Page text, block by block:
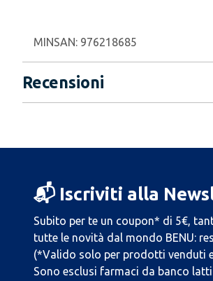
MINSAN: 976218685
Recensioni
📬 Iscriviti alla
Subito per te un coupon* di 5€,
tutte le novità dal mondo BENU:
(*Valido solo per prodotti venduti
Sono esclusi farmaci da banco